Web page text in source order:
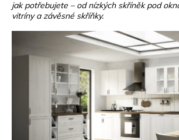
jak potřebujete – od nízkých skříněk pod
vitríny a závěsné skříňky.